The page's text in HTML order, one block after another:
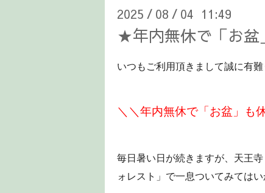
2025 / 08 / 04 11:49
★年内無休で「お
いつもご利用頂きまして誠に有難
＼＼年内無休で「お盆」も
毎日暑い日が続きますが、天王
ォレスト」で一息ついてみては